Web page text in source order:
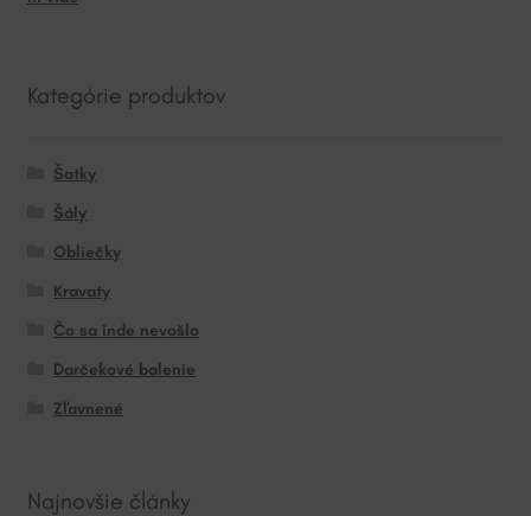
Kategórie produktov
Šatky
Šály
Obliečky
Kravaty
Čo sa inde nevošlo
Darčekové balenie
Zľavnené
Najnovšie články